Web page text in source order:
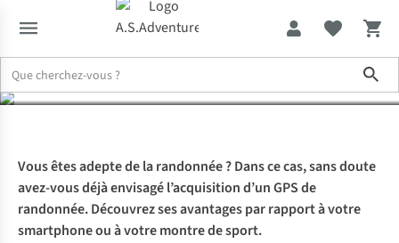
sport ?
Vous êtes adepte de la randonnée ? Dans ce cas, sans doute
avez-vous déjà envisagé l’acquisition d’un GPS de
randonnée. Découvrez ses avantages par rapport à votre
smartphone ou à votre montre de sport.